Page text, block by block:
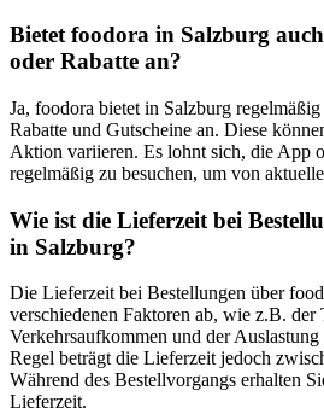
Bietet foodora in Salzburg
oder Rabatte an?
Ja, foodora bietet in Salzburg
Rabatte und Gutscheine an. Diese
Aktion variieren. Es lohnt sich, die App
regelmäßig zu besuchen, um von
Wie ist die Lieferzeit bei
in Salzburg?
Die Lieferzeit bei Bestellungen über
verschiedenen Faktoren ab, wie z.B. der
Verkehrsaufkommen und der
Regel beträgt die Lieferzeit jedoch
Während des Bestellvorgangs erhalten
Lieferzeit.